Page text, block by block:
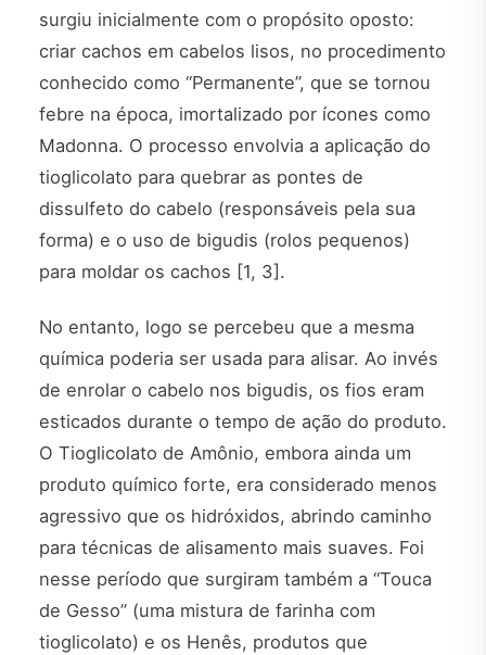
surgiu inicialmente com o propósito oposto:
criar cachos em cabelos lisos, no procedimento
conhecido como “Permanente”, que se tornou
febre na época, imortalizado por ícones como
Madonna. O processo envolvia a aplicação do
tioglicolato para quebrar as pontes de
dissulfeto do cabelo (responsáveis pela sua
forma) e o uso de bigudis (rolos pequenos)
para moldar os cachos [1, 3].
No entanto, logo se percebeu que a mesma
química poderia ser usada para alisar. Ao invés
de enrolar o cabelo nos bigudis, os fios eram
esticados durante o tempo de ação do produto.
O Tioglicolato de Amônio, embora ainda um
produto químico forte, era considerado menos
agressivo que os hidróxidos, abrindo caminho
para técnicas de alisamento mais suaves. Foi
nesse período que surgiram também a “Touca
de Gesso” (uma mistura de farinha com
tioglicolato) e os Henês, produtos que